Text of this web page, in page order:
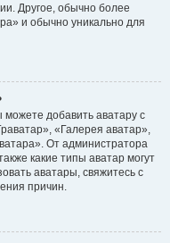
Другое, обычно более
и обычно уникально для
добавить аватару с
«Галерея аватар»,
От администратора
какие типы аватар могут
аватары, свяжитесь с
причин.